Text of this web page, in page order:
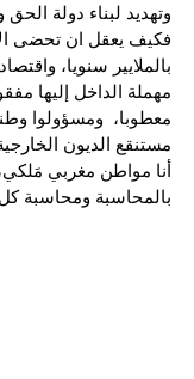
وتهديد لبناء دولة
فكيف يعقل ان تحضى
بالملايير سنويا،
مهملة الداخل إليها
معطوبا،  ومسؤولوا
مستنقع الديون
أنا مواطن مغربي
بالمحاسبة ومحاسبة كل